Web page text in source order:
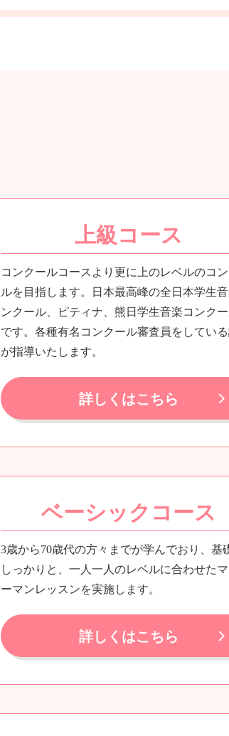
上級コース
コンクールコースより更に上のレベルのコ
ルを目指します。日本最高峰の全日本学生音
ンクール、ピティナ、熊日学生音楽コンク
です。各種有名コンクール審査員をしてい
が指導いたします。
詳しくはこちら
ベーシックコース
3歳から70歳代の方々までが学んでおり、基
しっかりと、一人一人のレベルに合わせた
ーマンレッスンを実施します。
詳しくはこちら